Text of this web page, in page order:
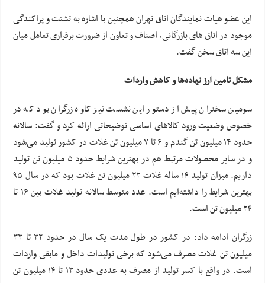
این عضو هیات نمایندگان اتاق تهران همچنین با اشاره به‌ تشتت و پراکندگی
موجود در اتاق های بازرگانی،‌ اصناف‌ و تعاون از ضرورت برقراری تعامل میان
این سه اتاق سخن گفت.
مشکل تامین ارز نهاده‌ها و کاهش واردات
سومین سخنران پیش از دستور این نشست نیز کاوه زرگران بود که در
خصوص وضعیت ورود کالاهای اساسی توضیحاتی ارائه کرد و گفت: سالانه
حدود ۱۴ میلیون تن گندم‌ و‌ ۶ تا ۷ میلیون تن غلات در کشور تولید ‌می‌شود
و در سایر محصولات مرتبط هم در بهترین شرایط حدود ۵ میلیون تن تولید
داریم. میزان تولید ۱۴ ساله غلات‌ ۲۲ میلیون تن‌ غلات بود که در سال ۹۵
بهترین شرایط را داشته‌ایم است. عدد متوسط سالانه تولید غلات بین ۱۶ تا
۲۴ میلیون تن است.
زرگران ادامه داد: در کشور در طول‌ مدت یک سال در حدود ۳۲ تا ۳۳
میلیون تن غلات مصرف‌ ‌می‌شود که برخی تولیدات داخل و مابقی واردات
است. در واقع با کسر تولید از مصرف به عددی حدود ۱۳ تا ۱۴ میلیون تن